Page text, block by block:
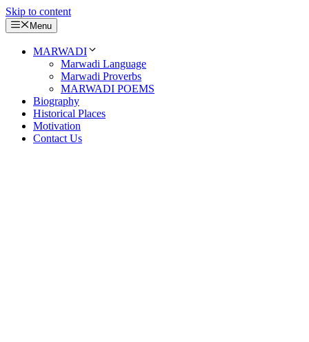
Skip to content
Menu
MARWADI
Marwadi Language
Marwadi Proverbs
MARWADI POEMS
Biography
Historical Places
Motivation
Contact Us